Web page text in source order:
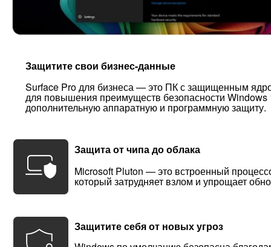
Защитите свои бизнес-данные
Surface Pro для бизнеса — это ПК с защищенным
для повышения преимуществ безопасности Windows
дополнительную аппаратную и программную защиту.
Защита от чипа до облака
Microsoft Pluton — это встроенный
который затрудняет взлом и упрощает
Защитите себя от новых угроз